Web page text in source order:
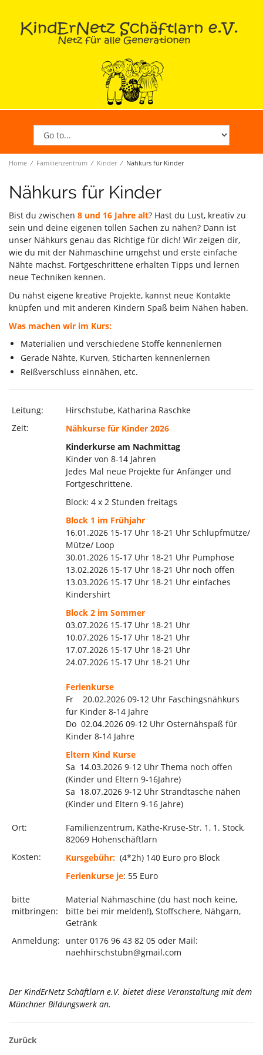
Home ∕ Familienzentrum ∕ Kinder ∕ Nähkurs für Kinder
Nähkurs für Kinder
Bist du zwischen 8 und 16 Jahre alt? Hast du Lust, kreativ zu
sein und deine eigenen tollen Sachen zu nähen? Dann ist
unser Nähkurs genau das Richtige für dich! Wir zeigen dir,
wie du mit der Nähmaschine umgehst und erste einfache
Nähte machst. Fortgeschrittene erhalten Tipps und lernen
neue Techniken kennen.
Du nähst eigene kreative Projekte, kannst neue Kontakte
knüpfen und mit anderen Kindern Spaß beim Nähen haben.
Was machen wir im Kurs:
Materialien und verschiedene Stoffe kennenlernen
Gerade Nähte, Kurven, Sticharten kennenlernen
Reißverschluss einnähen, etc.
Leitung:
Hirschstube, Katharina Raschke
Zeit:
Nähkurse für Kinder 2026
Kinderkurse am Nachmittag
Kinder von 8-14 Jahren
Jedes Mal neue Projekte für Anfänger und
Fortgeschrittene.
Block: 4 x 2 Stunden freitags
Block 1 im Frühjahr
16.01.2026 15-17 Uhr 18-21 Uhr Schlupfmütze/
Mütze/ Loop
30.01.2026 15-17 Uhr 18-21 Uhr Pumphose
13.02.2026 15-17 Uhr 18-21 Uhr noch offen
13.03.2026 15-17 Uhr 18-21 Uhr einfaches
Kindershirt
Block 2 im Sommer
03.07.2026 15-17 Uhr 18-21 Uhr
10.07.2026 15-17 Uhr 18-21 Uhr
17.07.2026 15-17 Uhr 18-21 Uhr
24.07.2026 15-17 Uhr 18-21 Uhr
Ferienkurse
Fr 20.02.2026 09-12 Uhr Faschingsnähkurs
für Kinder 8-14 Jahre
Do 02.04.2026 09-12 Uhr Osternähspaß für
Kinder 8-14 Jahre
Eltern Kind Kurse
Sa 14.03.2026 9-12 Uhr Thema noch offen
(Kinder und Eltern 9-16Jahre)
Sa 18.07.2026 9-12 Uhr Strandtasche nähen
(Kinder und Eltern 9-16 Jahre)
Ort:
Familienzentrum, Käthe-Kruse-Str. 1, 1. Stock,
82069 Hohenschäftlarn
Kosten:
Kursgebühr: (4*2h) 140 Euro pro Block
Ferienkurse je: 55 Euro
bitte
mitbringen:
Material Nähmaschine (du hast noch keine,
bitte bei mir melden!), Stoffschere, Nähgarn,
Getränk
Anmeldung:
unter 0176 96 43 82 05 oder Mail:
naehhirschstubn@gmail.com
Der KindErNetz Schäftlarn e.V. bietet diese Veranstaltung mit dem
Münchner Bildungswerk an.
Zurück